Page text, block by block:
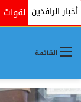
أخبار الرافدين
القوات
القائمة